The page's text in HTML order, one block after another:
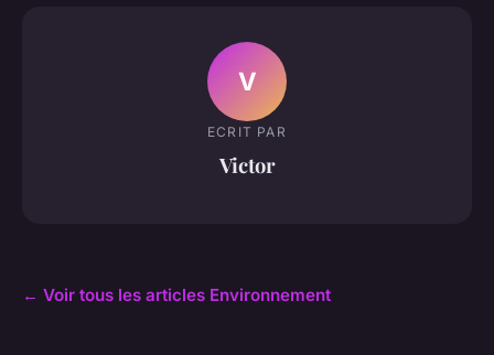
V
ECRIT PAR
Victor
← Voir tous les articles Environnement